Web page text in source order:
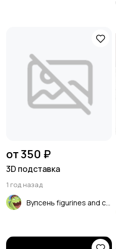
от 350 ₽
3D подставка
1 год назад